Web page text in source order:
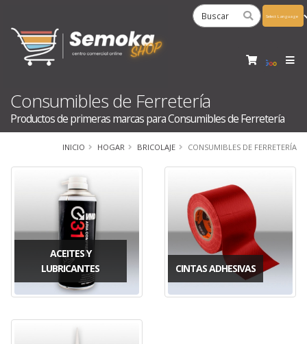
Consumibles de Ferretería
Productos de primeras marcas para Consumibles de Ferretería
INICIO HOGAR BRICOLAJE CONSUMIBLES DE FERRETERÍA
ACEITES Y
LUBRICANTES
CINTAS ADHESIVAS